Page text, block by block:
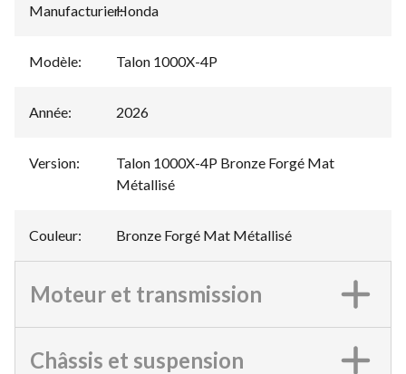
Manufacturier:
Honda
Modèle: Talon 1000X-4P
Année: 2026
Version:
Talon 1000X-4P Bronze Forgé Mat
Métallisé
Couleur: Bronze Forgé Mat Métallisé
Moteur et transmission
Châssis et suspension